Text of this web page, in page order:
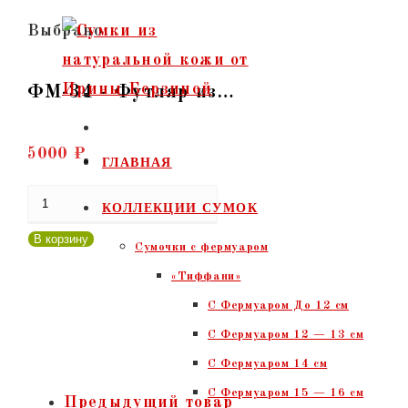
Перейти
содержимому
ГЛАВНАЯ
КОЛЛЕКЦИИ СУМОК
Сумочки c фермуаром
«Тиффани»
С Фермуаром До 12 см
С Фермуаром 12 — 13 см
С Фермуаром 14 см
С Фермуаром 15 — 16 см
Выбрано:
ФМ-34 - Футляр из…
5000 ₽
Количество
товара
кожи
В корзину
Предыдущий товар